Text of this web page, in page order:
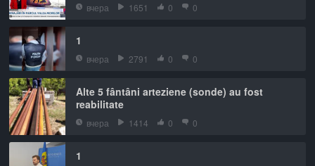
вчера 1651 0 0
1
вчера 2791 0 0
Alte 5 fântâni arteziene (sonde) au fost
reabilitate
вчера 1414 0 0
1